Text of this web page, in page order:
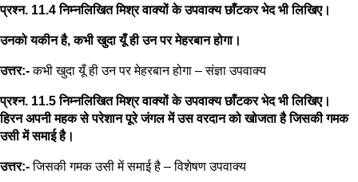
प्रश्न. 11.4 निम्नलिखित मिश्र वाक्यों के उपवाक्य छाँटकर भेद भी लिखिए।
उनको यकीन है, कभी खुदा यूँ ही उन पर मेहरबान होगा।
उत्तर:-कभी खुदा यूँ ही उन पर मेहरबान होगा – संज्ञा उपवाक्य
प्रश्न. 11.5 निम्नलिखित मिश्र वाक्यों के उपवाक्य छाँटकर भेद भी लिखिए।
हिरन अपनी महक से परेशान पूरे जंगल में उस वरदान को खोजता है जिसकी गमक
उसी में समाई है।
उत्तर:-जिसकी गमक उसी में समाई है – विशेषण उपवाक्य